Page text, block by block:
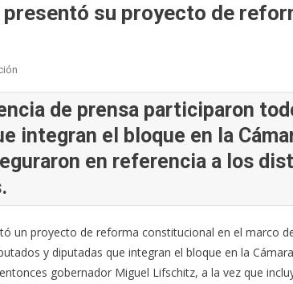
presentó su proyecto de
de prensa participaron
integran el bloque en la
en referencia a los
un proyecto de reforma constitucional en el marco
y diputadas que integran el bloque en la
gobernador Miguel Lifschitz, a la vez que